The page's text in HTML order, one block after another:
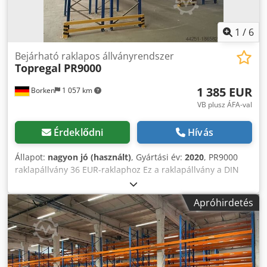
1 / 6
Borken 1 057 km
Bejárható raklapos állványrendszer
Topregal PR9000
1 385 EUR
VB plusz ÁFA-val
Érdeklődni Hívás
Állapot: nagyon jó (használt), Gyártási év: 2020, PR9000
raklapállvány 36 EUR-raklaphoz Ez a raklapállvány a DIN
EN 15512 szabványnak megfelelően, szintenkként
maximum 2.200 kg terhelhetőséggel van tesztelve.
Maximális mezőterhelhetősége 9.000 kg, raklaponként 550
kg terhelhető. A betolásgátló megakadályozza az áruk
áthullását párhuzamosan elhelyezett állványok esetén.
Kiváló minőségű, masszív acélból készült a maximális
tartósságért. Mezőnként akár 9.000 kg terhelést is
Apróhirdetés